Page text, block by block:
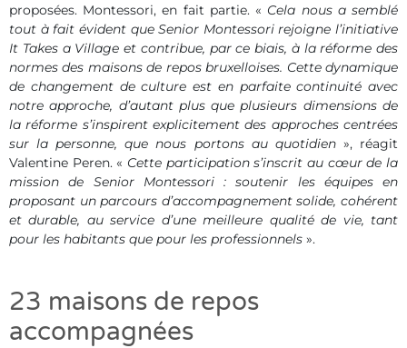
proposées. Montessori, en fait partie. « Cela nous a semblé
tout à fait évident que Senior Montessori rejoigne l’initiative
It Takes a Village et contribue, par ce biais, à la réforme des
normes des maisons de repos bruxelloises. Cette dynamique
de changement de culture est en parfaite continuité avec
notre approche, d’autant plus que plusieurs dimensions de
la réforme s’inspirent explicitement des approches centrées
sur la personne, que nous portons au quotidien», réagit
Valentine Peren. « Cette participation s’inscrit au cœur de la
mission de Senior Montessori : soutenir les équipes en
proposant un parcours d’accompagnement solide, cohérent
et durable, au service d’une meilleure qualité de vie, tant
pour les habitants que pour les professionnels ».
23 maisons de repos
accompagnées